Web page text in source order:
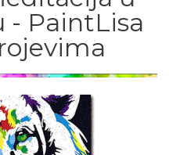
READ
- PaintLisa